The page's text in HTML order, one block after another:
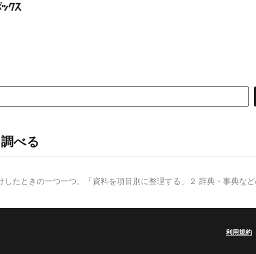
べる
したときの一つ一つ。「資料を項目別に整理する」２ 辞典・事典な
利用規約